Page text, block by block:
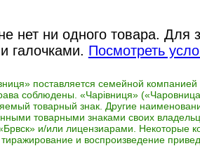
нет ни одного товара. Для
галочками. Посмотреть
поставляется семейной компанией
соблюдены. «Чарівниця»
товарный знак. Другие
товарными знаками своих
и/или лицензиарами. Некоторые
и воспроизведение